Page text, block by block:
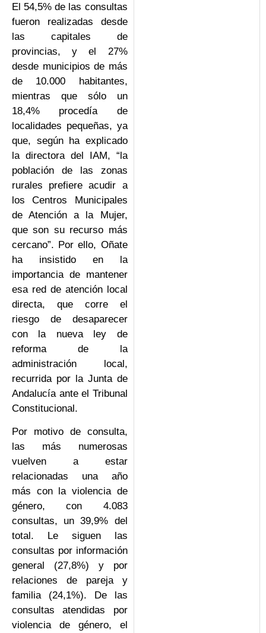
El 54,5% de las consultas
fueron realizadas desde
las capitales de
provincias, y el 27%
desde municipios de más
de 10.000 habitantes,
mientras que sólo un
18,4% procedía de
localidades pequeñas, ya
que, según ha explicado
la directora del IAM, “la
población de las zonas
rurales prefiere acudir a
los Centros Municipales
de Atención a la Mujer,
que son su recurso más
cercano”. Por ello, Oñate
ha insistido en la
importancia de mantener
esa red de atención local
directa, que corre el
riesgo de desaparecer
con la nueva ley de
reforma de la
administración local,
recurrida por la Junta de
Andalucía ante el Tribunal
Constitucional.
Por motivo de consulta,
las más numerosas
vuelven a estar
relacionadas una año
más con la violencia de
género, con 4.083
consultas, un 39,9% del
total. Le siguen las
consultas por información
general (27,8%) y por
relaciones de pareja y
familia (24,1%). De las
consultas atendidas por
violencia de género, el